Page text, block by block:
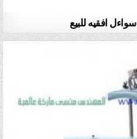
افقيه للبيع